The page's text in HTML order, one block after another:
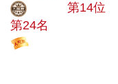
第14位
第24名